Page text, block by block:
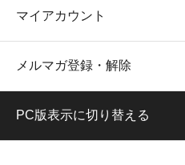
マイアカウント
メルマガ登録・解除
PC版表示に切り替える